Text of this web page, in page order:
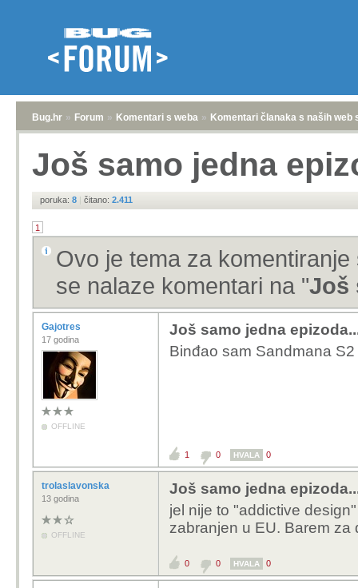
Bug.hr » Forum » Komentari s weba » Komentari članaka s naših web
Još samo jedna
poruka: 8 | čitano: 2.411
1
Ovo je tema za
se nalaze komentari na "Još
Gajotres
17 godina
OFFLINE
Još samo jedna
Binđao sam Sandmana
1 0 HVALA 0
trolaslavonska
13 godina
OFFLINE
Još samo jedna
jel nije to "addictive
zabranjen u EU. Barem za
0 0 HVALA 0